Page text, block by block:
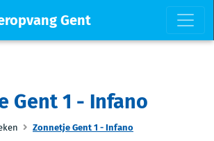
Gent
Gent 1 - Infano
Zonnetje Gent 1 - Infano